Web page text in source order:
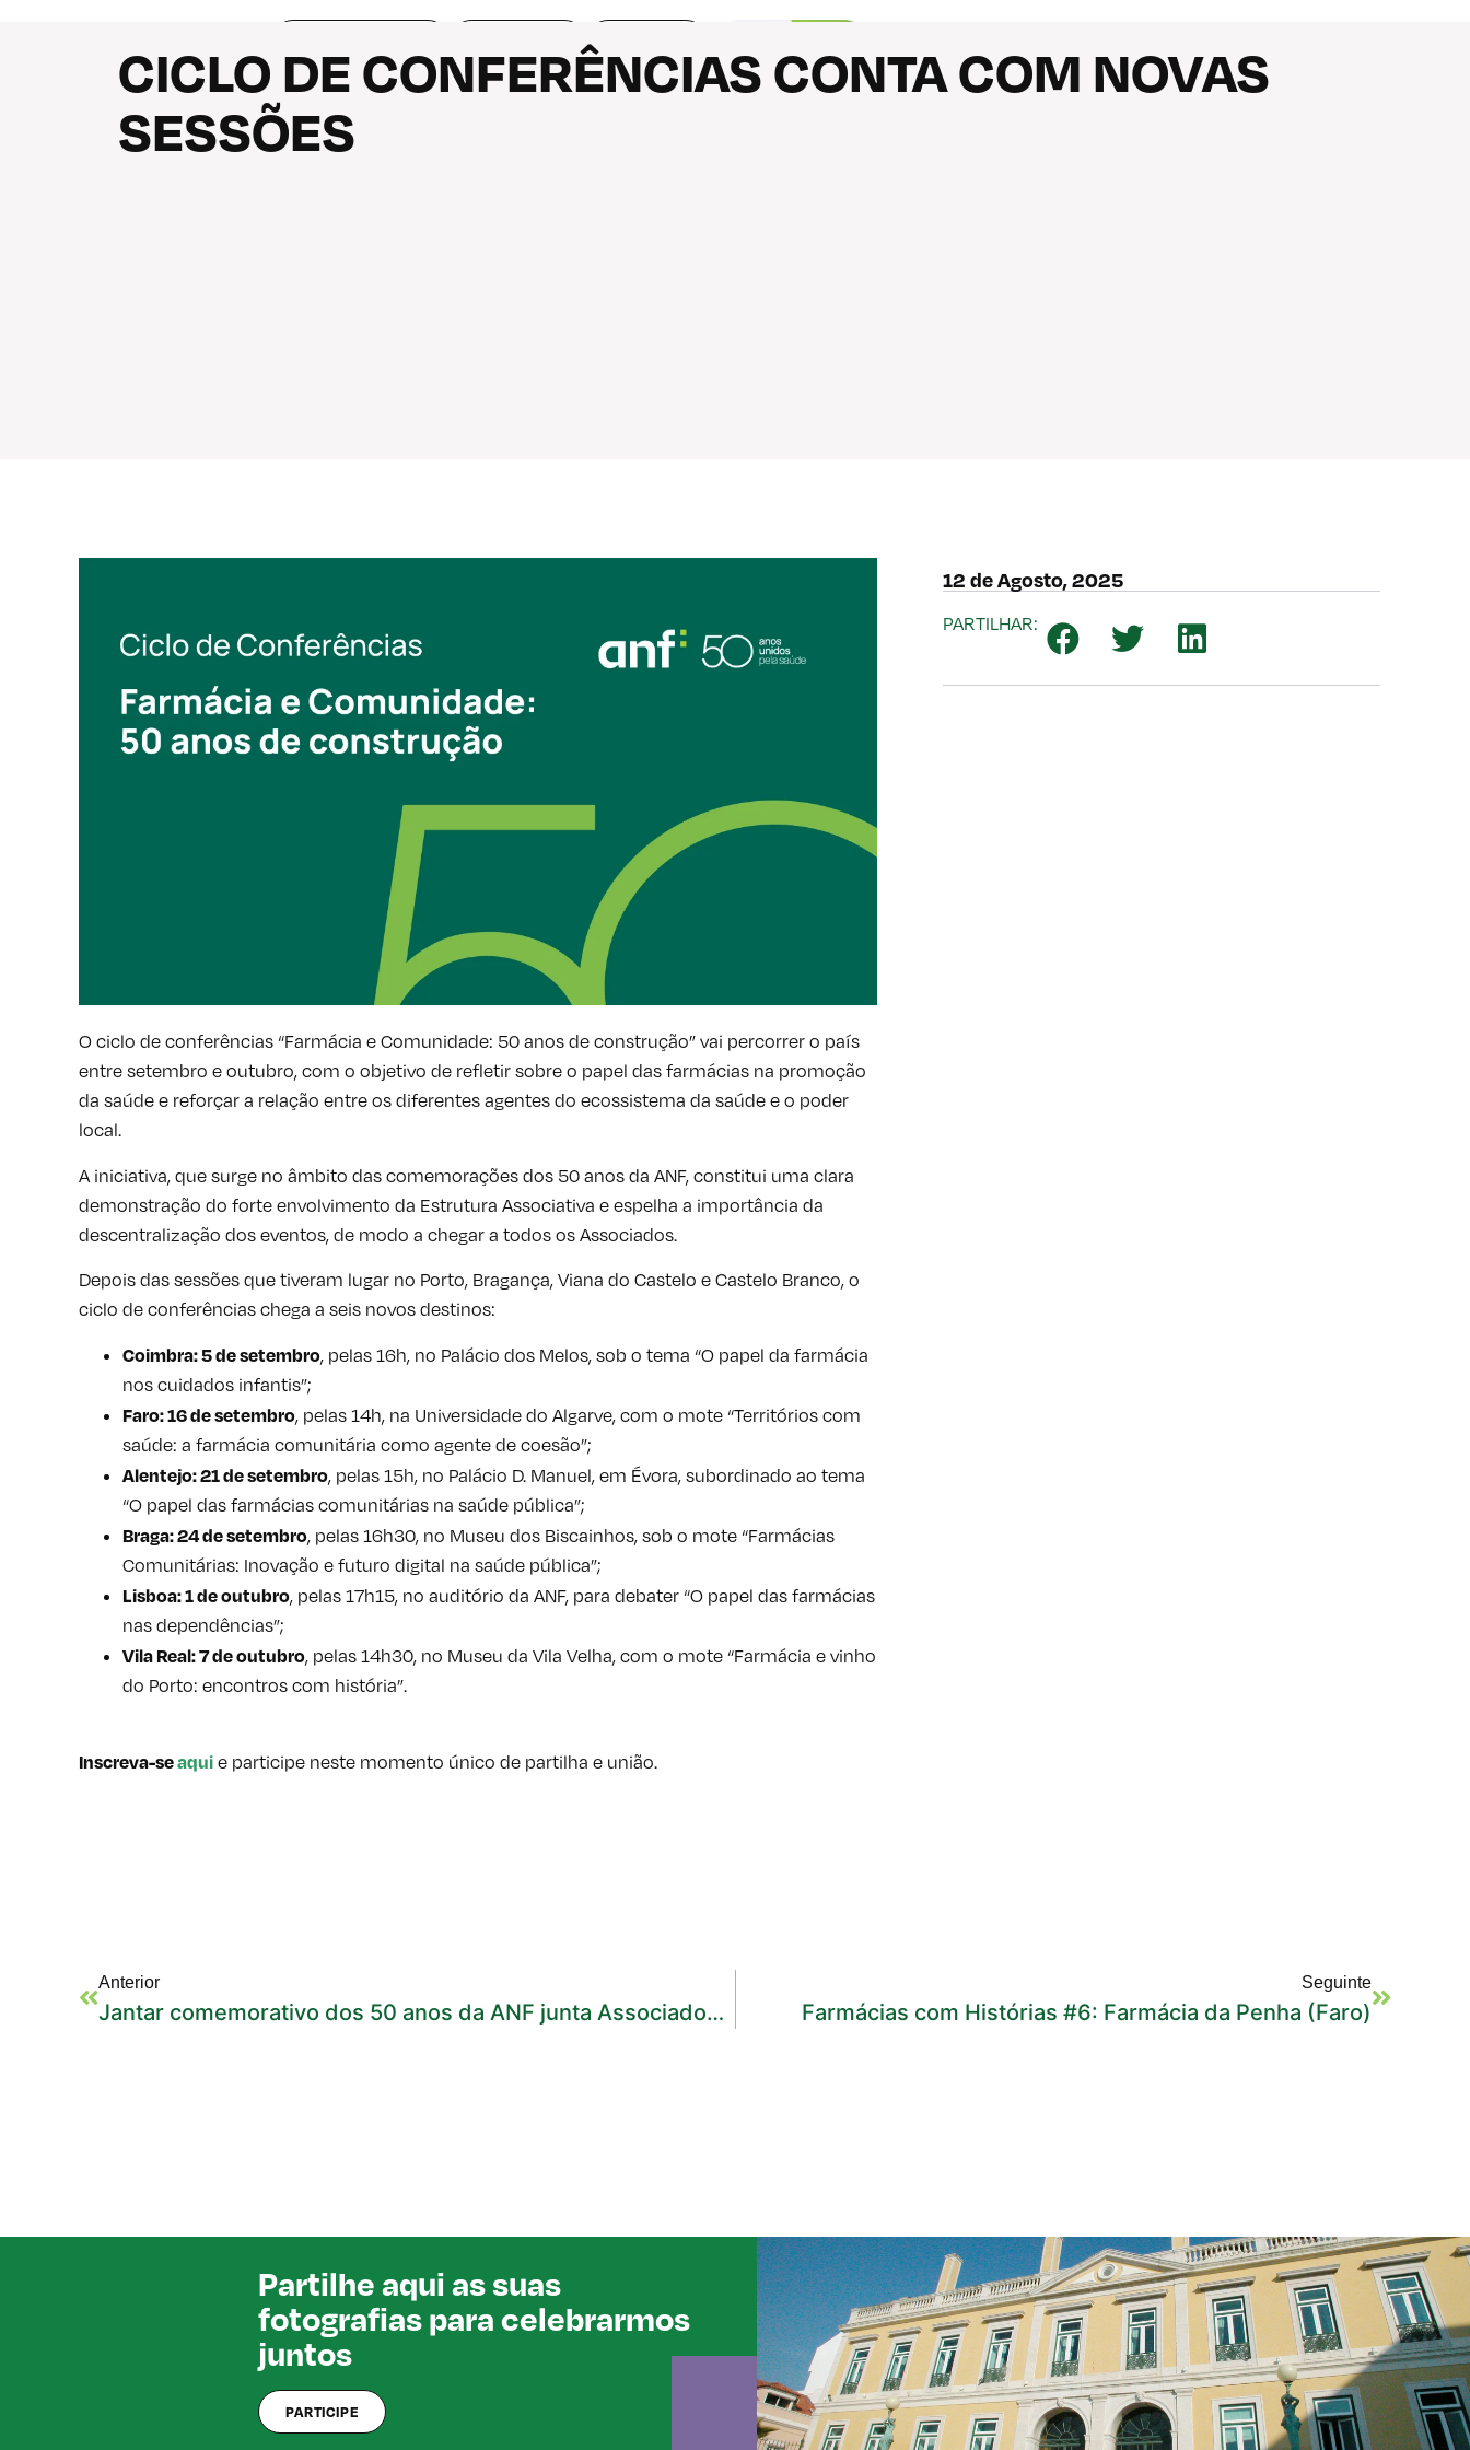
FARMÁCIA
2075
CICLO DE CONFERÊNCIAS CONTA COM NOVAS
SESSÕES
O ciclo de conferências “Farmácia e Comunidade: 50 anos de construção” vai percorrer o país
entre setembro e outubro, com o objetivo de refletir sobre o papel das farmácias na promoção
da saúde e reforçar a relação entre os diferentes agentes do ecossistema da saúde e o poder
local.
A iniciativa, que surge no âmbito das comemorações dos 50 anos da ANF, constitui uma clara
demonstração do forte envolvimento da Estrutura Associativa e espelha a importância da
descentralização dos eventos, de modo a chegar a todos os Associados.
Depois das sessões que tiveram lugar no Porto, Bragança, Viana do Castelo e Castelo Branco, o
ciclo de conferências chega a seis novos destinos:
Coimbra: 5 de setembro, pelas 16h, no Palácio dos Melos, sob o tema “O papel da farmácia
nos cuidados infantis”;
Faro: 16 de setembro, pelas 14h, na Universidade do Algarve, com o mote “Territórios com
saúde: a farmácia comunitária como agente de coesão”;
Alentejo: 21 de setembro, pelas 15h, no Palácio D. Manuel, em Évora, subordinado ao tema
“O papel das farmácias comunitárias na saúde pública”;
Braga: 24 de setembro, pelas 16h30, no Museu dos Biscainhos, sob o mote “Farmácias
Comunitárias: Inovação e futuro digital na saúde pública”;
Lisboa: 1 de outubro, pelas 17h15, no auditório da ANF, para debater “O papel das farmácias
nas dependências”;
Vila Real: 7 de outubro, pelas 14h30, no Museu da Vila Velha, com o mote “Farmácia e vinho
do Porto: encontros com história”.
Inscreva-seaqui e participe neste momento único de partilha e união.
12 de Agosto, 2025
PARTILHAR:
Anterior
Jantar comemorativo dos 50 anos da ANF junta Associados num momento simbólico
Seguinte
Farmácias com Histórias #6: Farmácia da Penha (Faro)
Partilhe aqui as suas
fotografias para celebrarmos
juntos
PARTICIPE